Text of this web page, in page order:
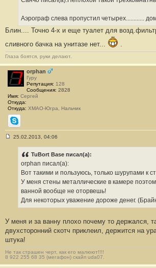
#
0
Аэрограф слева пропустил четырех............
Блин.... Точно 4-х и еще туалет для
сливного бачка на унитазе нет...
Глаза боятся, руки делают.
orphan
Гуру
Репутация: 128
Сообщения: 2828
Имя: Сергей
Откуда:
Откуда: ХМАО-Югра, Нальчик
Skype
25.02.2013, 04:06
TuBort Base писал(а):
orphan писал(а):
Вот такими и пользуюсь, только шурупами к
У меня стены металлические в камере
ванной вообще не оторвешь!
Для некоторых уважение дороже денег.
У меня и за ванну плохо почему то держался,
двухсторонний скотч приклеил, держится на
штука!
Не так страшен черт, как его малюют!!!!
8 922 255 68 35 (мегафон) скайп uda07.